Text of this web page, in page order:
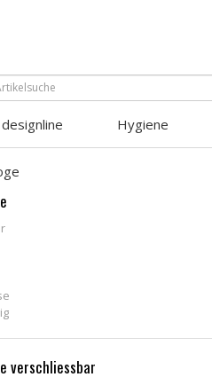
designline Hygiene
verschliessbar